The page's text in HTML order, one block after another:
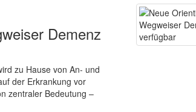
Demenz
zu Hause von An- und
der Erkrankung vor
zentraler Bedeutung –